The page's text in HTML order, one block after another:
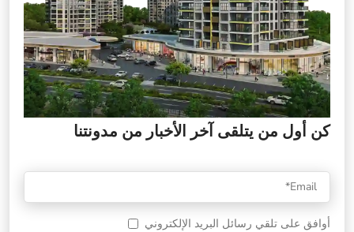
كن أول من يتلقى آخر الأخبار من مدونتنا
أوافق على تلقي رسائل البريد الإلكتروني